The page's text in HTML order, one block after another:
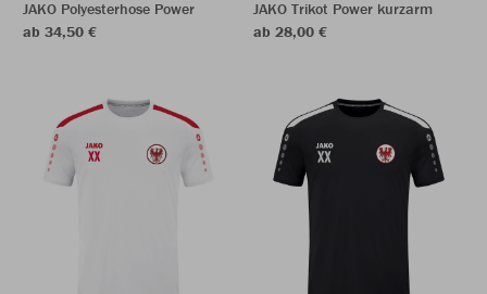
JAKO Polyesterhose Power
ab 34,50 €
JAKO Trikot Power kurzarm
ab 28,00 €